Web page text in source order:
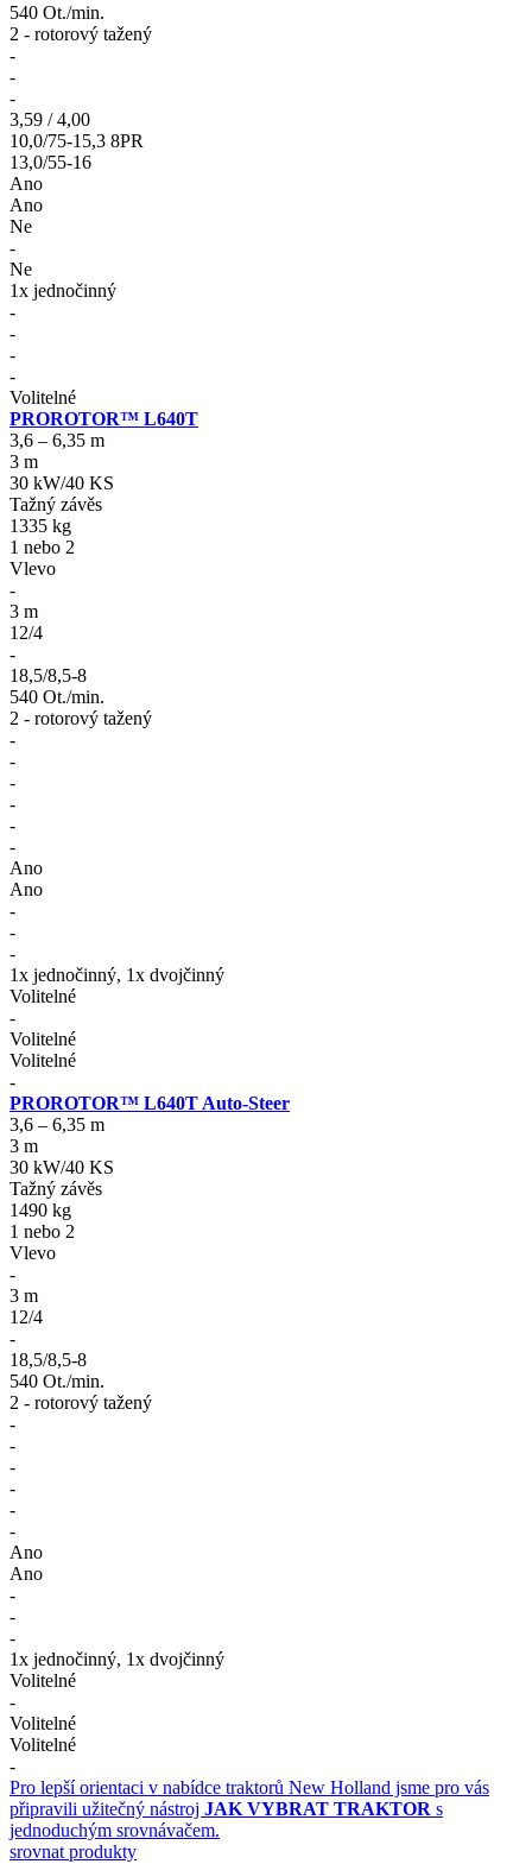
540 Ot./min.
2 - rotorový tažený
-
-
-
3,59 / 4,00
10,0/75-15,3 8PR
13,0/55-16
Ano
Ano
Ne
-
Ne
1x jednočinný
-
-
-
-
Volitelné
PROROTOR™ L640T
3,6 – 6,35 m
3 m
30 kW/40 KS
Tažný závěs
1335 kg
1 nebo 2
Vlevo
-
3 m
12/4
-
18,5/8,5-8
540 Ot./min.
2 - rotorový tažený
-
-
-
-
-
-
Ano
Ano
-
-
-
1x jednočinný, 1x dvojčinný
Volitelné
-
Volitelné
Volitelné
-
PROROTOR™ L640T Auto-Steer
3,6 – 6,35 m
3 m
30 kW/40 KS
Tažný závěs
1490 kg
1 nebo 2
Vlevo
-
3 m
12/4
-
18,5/8,5-8
540 Ot./min.
2 - rotorový tažený
-
-
-
-
-
-
Ano
Ano
-
-
-
1x jednočinný, 1x dvojčinný
Volitelné
-
Volitelné
Volitelné
-
Pro lepší orientaci v nabídce traktorů New Holland jsme pro vás
připravili užitečný nástroj JAK VYBRAT TRAKTOR s
jednoduchým srovnávačem.
srovnat produkty